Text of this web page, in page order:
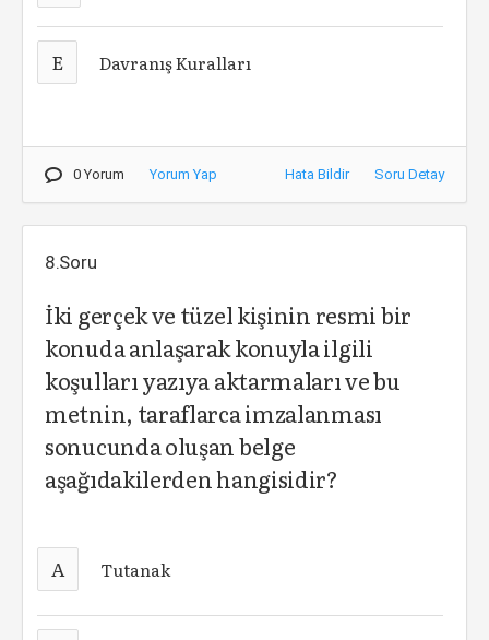
E Davranış Kuralları
0 Yorum Yorum Yap Hata Bildir Soru Detay
8.Soru
İki gerçek ve tüzel kişinin resmi bir
konuda anlaşarak konuyla ilgili
koşulları yazıya aktarmaları ve bu
metnin, taraflarca imzalanması
sonucunda oluşan belge
aşağıdakilerden hangisidir?
A Tutanak